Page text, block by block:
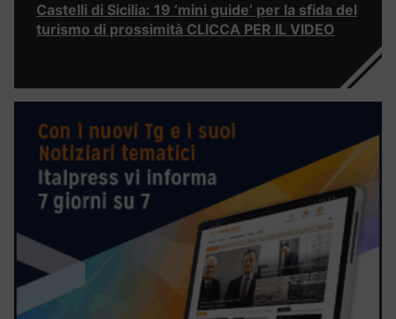
Castelli di Sicilia: 19 ‘mini guide’ per la sfida del
turismo di prossimità CLICCA PER IL VIDEO